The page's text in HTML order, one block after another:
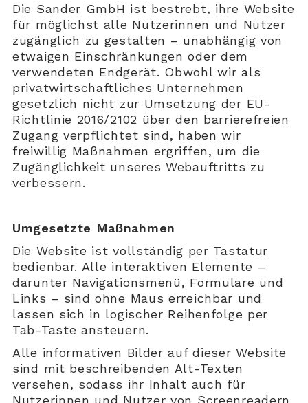
Die Sander GmbH ist bestrebt, ihre Website
für möglichst alle Nutzerinnen und Nutzer
zugänglich zu gestalten – unabhängig von
etwaigen Einschränkungen oder dem
verwendeten Endgerät. Obwohl wir als
privatwirtschaftliches Unternehmen
gesetzlich nicht zur Umsetzung der EU-
Richtlinie 2016/2102 über den barrierefreien
Zugang verpflichtet sind, haben wir
freiwillig Maßnahmen ergriffen, um die
Zugänglichkeit unseres Webauftritts zu
verbessern.
Umgesetzte Maßnahmen
Die Website ist vollständig per Tastatur
bedienbar. Alle interaktiven Elemente –
darunter Navigationsmenü, Formulare und
Links – sind ohne Maus erreichbar und
lassen sich in logischer Reihenfolge per
Tab-Taste ansteuern.
Alle informativen Bilder auf dieser Website
sind mit beschreibenden Alt-Texten
versehen, sodass ihr Inhalt auch für
Nutzerinnen und Nutzer von Screenreadern